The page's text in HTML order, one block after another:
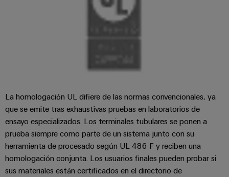
La homologación UL difiere de las normas convencionales, ya
que se emite tras exhaustivas pruebas en laboratorios de
ensayo especializados. Los terminales tubulares se ponen a
prueba siempre como parte de un sistema junto con su
herramienta de procesado según UL 486 F y reciben una
homologación conjunta. Los usuarios finales pueden probar si
sus materiales están certificados en el directorio de